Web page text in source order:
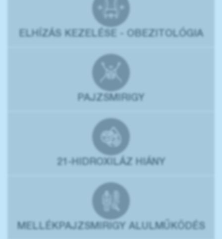
ELHÍZÁS KEZELÉSE - OBEZITOLÓGIA
PAJZSMIRIGY
21-HIDROXILÁZ HIÁNY
MELLÉKPAJZSMIRIGY ALULMŰKÖDÉS